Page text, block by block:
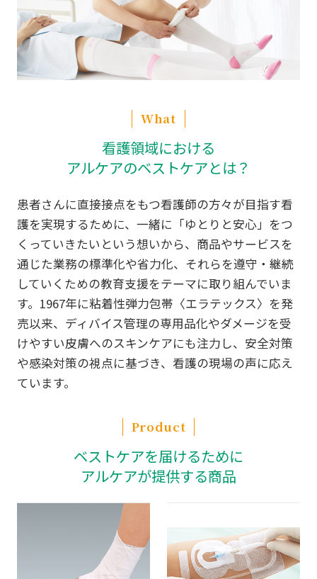
What
看護領域における
アルケアのベストケアとは？
患者さんに直接接点をもつ看護師の方々が目指す看
護を実現するために、一緒に「ゆとりと安心」をつ
くっていきたいという想いから、商品やサービスを
通じた業務の標準化や省力化、それらを遵守・継続
していくための教育支援をテーマに取り組んでいま
す。1967年に粘着性弾力包帯〈エラテックス〉を発
売以来、ディバイス管理の専用品化やダメージを受
けやすい皮膚へのスキンケアにも注力し、安全対策
や感染対策の視点に基づき、看護の現場の声に応え
ています。
Product
ベストケアを届けるために
アルケアが提供する商品